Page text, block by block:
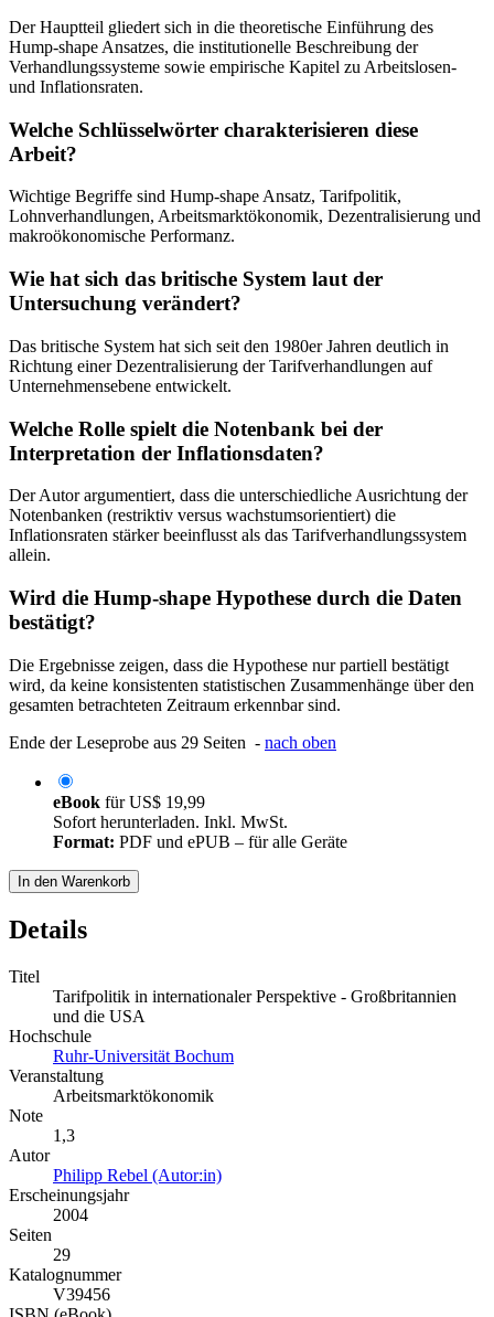
Der Hauptteil gliedert sich in die theoretische Einführung des
Hump-shape Ansatzes, die institutionelle Beschreibung der
Verhandlungssysteme sowie empirische Kapitel zu Arbeitslosen-
und Inflationsraten.
Welche Schlüsselwörter charakterisieren diese
Arbeit?
Wichtige Begriffe sind Hump-shape Ansatz, Tarifpolitik,
Lohnverhandlungen, Arbeitsmarktökonomik, Dezentralisierung und
makroökonomische Performanz.
Wie hat sich das britische System laut der
Untersuchung verändert?
Das britische System hat sich seit den 1980er Jahren deutlich in
Richtung einer Dezentralisierung der Tarifverhandlungen auf
Unternehmensebene entwickelt.
Welche Rolle spielt die Notenbank bei der
Interpretation der Inflationsdaten?
Der Autor argumentiert, dass die unterschiedliche Ausrichtung der
Notenbanken (restriktiv versus wachstumsorientiert) die
Inflationsraten stärker beeinflusst als das Tarifverhandlungssystem
allein.
Wird die Hump-shape Hypothese durch die Daten
bestätigt?
Die Ergebnisse zeigen, dass die Hypothese nur partiell bestätigt
wird, da keine konsistenten statistischen Zusammenhänge über den
gesamten betrachteten Zeitraum erkennbar sind.
Ende der Leseprobe aus 29 Seiten - nach oben
eBook fürUS$ 19,99
Sofort herunterladen. Inkl. MwSt.
Format: PDF und ePUB – für alle Geräte
In den Warenkorb
Details
Titel
Tarifpolitik in internationaler Perspektive - Großbritannien
und die USA
Hochschule
Ruhr-Universität Bochum
Veranstaltung
Arbeitsmarktökonomik
Note
1,3
Autor
Philipp Rebel (Autor:in)
Erscheinungsjahr
2004
Seiten
29
Katalognummer
V39456